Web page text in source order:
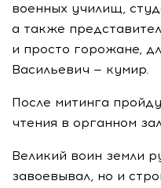
военных училищ,
а также
и просто горожане,
Васильевич — кумир.
После митинга
чтения в органном
Великий воин земли
завоевывал, но и